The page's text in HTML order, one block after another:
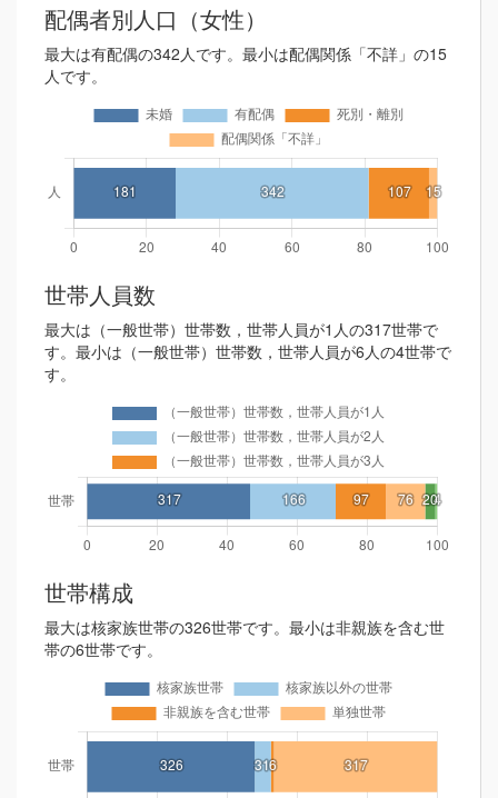
配偶者別人口（女性）
最大は有配偶の342人です。最小は配偶関係「不詳」の15
人です。
世帯人員数
最大は（一般世帯）世帯数，世帯人員が1人の317世帯で
す。最小は（一般世帯）世帯数，世帯人員が6人の4世帯で
す。
世帯構成
最大は核家族世帯の326世帯です。最小は非親族を含む世
帯の6世帯です。